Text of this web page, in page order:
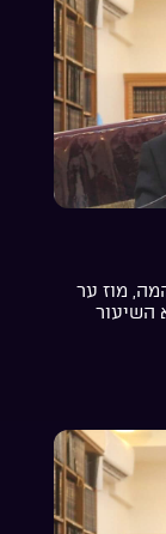
מוז ער
השיעור